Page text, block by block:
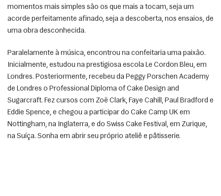
momentos mais simples são os que mais a tocam, seja um
acorde perfeitamente afinado, seja a descoberta, nos ensaios, de
uma obra desconhecida.
Paralelamente à música, encontrou na confeitaria uma paixão.
Inicialmente, estudou na prestigiosa escola Le Cordon Bleu, em
Londres. Posteriormente, recebeu da Peggy Porschen Academy
de Londres o Professional Diploma of Cake Design and
Sugarcraft. Fez cursos com Zoë Clark, Faye Cahill, Paul Bradford e
Eddie Spence, e chegou a participar do Cake Camp UK em
Nottingham, na Inglaterra, e do Swiss Cake Festival, em Zurique,
na Suíça. Sonha em abrir seu próprio ateliê e pâtisserie.